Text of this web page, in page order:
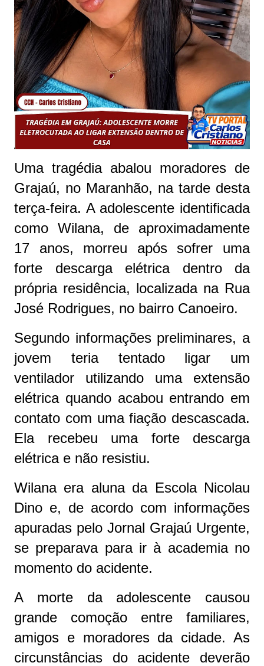
Uma tragédia abalou moradores de
Grajaú, no Maranhão, na tarde desta
terça-feira. A adolescente identificada
como Wilana, de aproximadamente
17 anos, morreu após sofrer uma
forte descarga elétrica dentro da
própria residência, localizada na Rua
José Rodrigues, no bairro Canoeiro.
Segundo informações preliminares, a
jovem teria tentado ligar um
ventilador utilizando uma extensão
elétrica quando acabou entrando em
contato com uma fiação descascada.
Ela recebeu uma forte descarga
elétrica e não resistiu.
Wilana era aluna da Escola Nicolau
Dino e, de acordo com informações
apuradas pelo Jornal Grajaú Urgente,
se preparava para ir à academia no
momento do acidente.
A morte da adolescente causou
grande comoção entre familiares,
amigos e moradores da cidade. As
circunstâncias do acidente deverão